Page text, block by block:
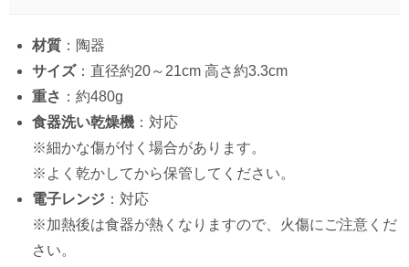
材質 ：陶器
サイズ：直径約20～21cm 高さ約3.3cm
重さ ：約480g
食器洗い乾燥機 ：対応
※細かな傷が付く場合があります。
※よく乾かしてから保管してください。
電子レンジ ：対応
※加熱後は食器が熱くなりますので、火傷にご注意くだ
さい。